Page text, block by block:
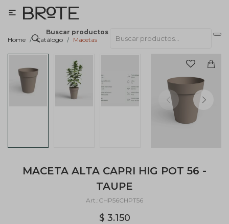
Buscar productos

Home Catálogo Macetas
MACETA ALTA CAPRI HIG POT 56 -
TAUPE
CHP56CHPT56
$ 3.150